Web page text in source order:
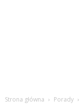
Strona główna Porady